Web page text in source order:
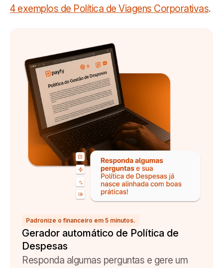
4 exemplos de Política de Viagens Corporativas.
Padronize o financeiro em 5 minutos.
Gerador automático de Política de
Despesas
Responda algumas perguntas e gere um